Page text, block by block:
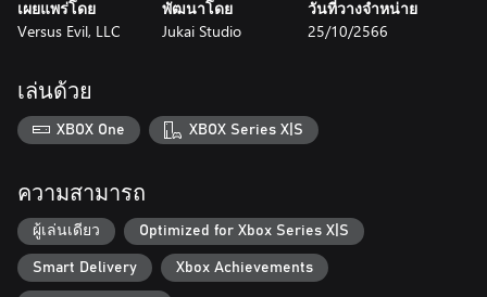
• Randomized systems ensure that enemy encounters, item
locations, changing weather patterns, and strange phenomena all
NEXT-GEN HORROR
Experience sheer terror like never before with the raw combined
Advanced facial animations capture a wide range of human
lighting and weather bring Aspen Falls to life in eerie detail, from
the peeling wallpaper of Grandma's house to the dense reaches
of a fog-covered forest and beyond!
เผยแพร่โดย
Versus Evil, LLC
พัฒนาโดย
Jukai Studio
วันที่วางจำหน่าย
25/10/2566
เล่นด้วย
XBOX One XBOX Series X|S
ความสามารถ
ผู้เล่นเดียว Optimized for Xbox Series X|S
Smart Delivery Xbox Achievements